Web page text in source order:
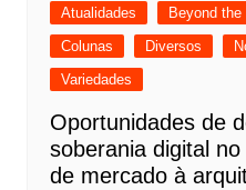
Atualidades Beyond the
Colunas
Diversos
Variedades
Oportunidades de
soberania digital
de mercado à